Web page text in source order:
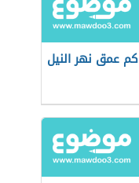
كم عمق نهر النيل